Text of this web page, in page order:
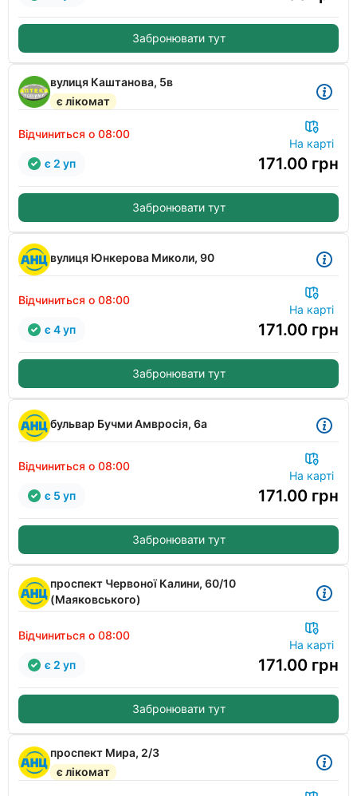
Забронювати тут
вулиця Каштанова, 5в
є лікомат
Відчиниться о 08:00
На карті
171.00 грн
є 2 уп
Забронювати тут
вулиця Юнкерова Миколи, 90
Відчиниться о 08:00
На карті
171.00 грн
є 4 уп
Забронювати тут
бульвар Бучми Амвросія, 6а
Відчиниться о 08:00
На карті
171.00 грн
є 5 уп
Забронювати тут
проспект Червоної Калини, 60/10
(Маяковського)
Відчиниться о 08:00
На карті
171.00 грн
є 2 уп
Забронювати тут
проспект Мира, 2/3
є лікомат